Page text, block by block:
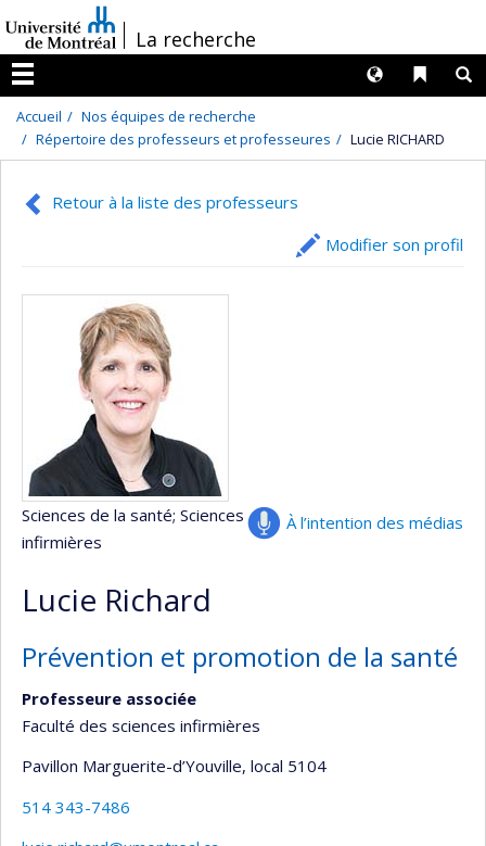
au
contenu
/La recherche
Menu
Liens
Langues
Accueil
Nos équipes de recherche
Répertoire des professeurs et professeures
Lucie RICHARD
Retour à la liste des professeurs
Modifier son profil
À l’intention des médias
Sciences de la santé; Sciences
infirmières
Lucie Richard
Prévention et promotion de la santé
Professeure associée
Faculté des sciences infirmières
Pavillon Marguerite-d’Youville, local 5104
514 343-7486